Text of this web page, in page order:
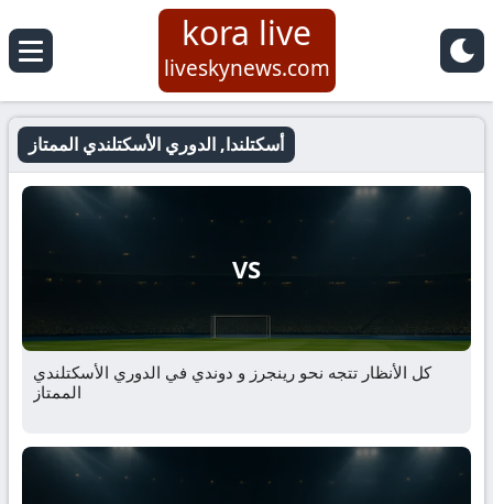
kora live
liveskynews.com
أسكتلندا, الدوري الأسكتلندي الممتاز
VS
كل الأنظار تتجه نحو رينجرز و دوندي في الدوري الأسكتلندي
الممتاز